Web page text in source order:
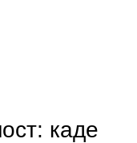
каде